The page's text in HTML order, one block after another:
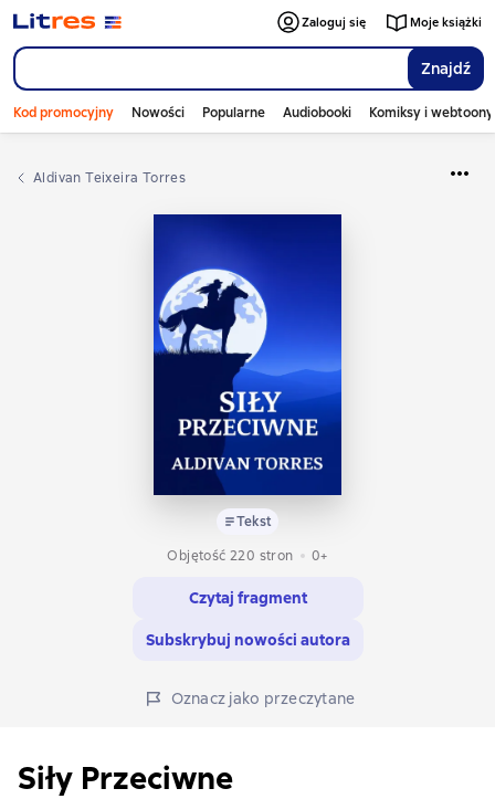
Znajdź
Zaloguj się Moje książki
Kod promocyjny Nowości Popularne Audiobooki Komiksy i webtoony
Aldivan Teixeira Torres
Tekst
Objętość 220 stron
0+
Czytaj fragment
Subskrybuj nowości autora
Oznacz jako przeczytane
Siły Przeciwne